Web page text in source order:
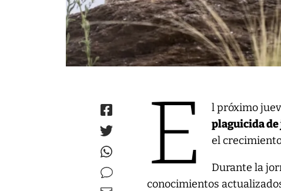
E l próximo
plaguicida
el
Durante la
conocimientos